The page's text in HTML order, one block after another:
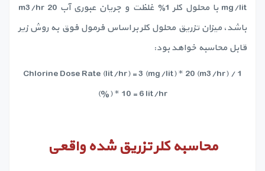
mg/lit با محلول کلر 1٪ غلظت و جریان عبوری آب 20 m3/hr
باشد، میزان تزریق محلول کلر بر اساس فرمول فوق به روش زیر
قابل محاسبه خواهد بود:
Chlorine Dose Rate (lit/hr) = 3 (mg/lit) * 20 (m3/hr) / 1
(%) * 10 = 6 lit/hr
محاسبه کلر تزریق شده واقعی